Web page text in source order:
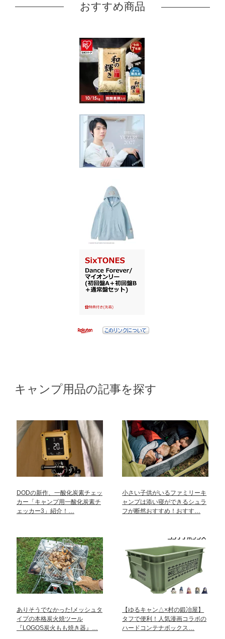
おすすめ商品
キャンプ用品の記事を探す
DODの新作、一酸化炭素チェッ
カー「キャンプ用一酸化炭素チ
ェッカー3」紹介！…
小さい子供がいるファミリーキ
ャンプは添い寝ができるシュラ
フが断然おすすめ！おすす…
ありそうでなかった!メッシュタ
イプの本格炭火焼ツール
『LOGOS炭火もも焼き器』…
【ゆるキャン△×村の鍛冶屋】
タフで便利！人気漫画コラボの
ハードコンテナボックス…